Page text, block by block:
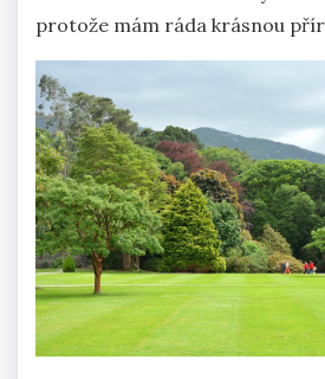
protože mám ráda krásnou